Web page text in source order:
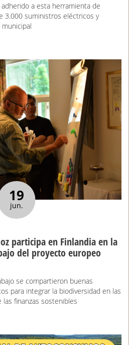
a esta herramienta de
3.000 suministros eléctricos y
19
jun.
participa en Finlandia en la
del proyecto europeo
se compartieron buenas
para integrar la biodiversidad en las
finanzas sostenibles